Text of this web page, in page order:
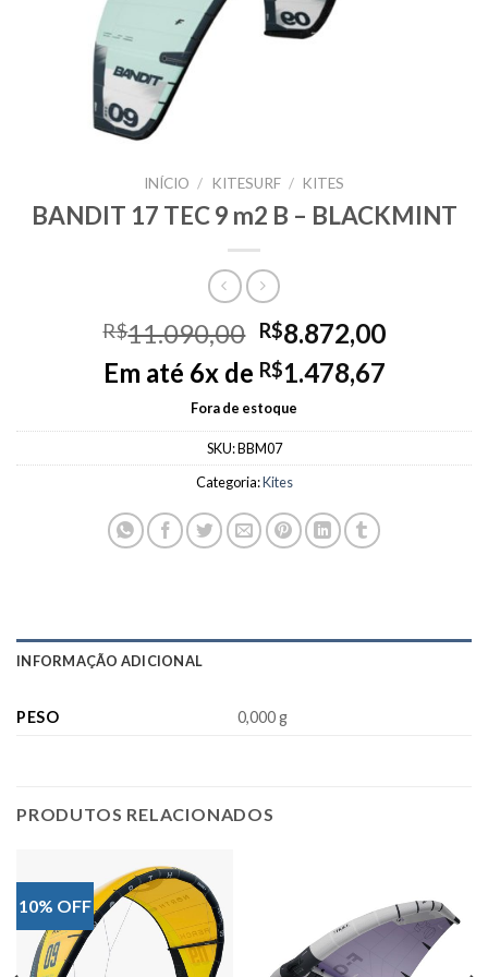
INÍCIO / KITESURF / KITES
BANDIT 17 TEC 9 m2 B – BLACKMINT
R$11.090,00 Original
price
was:
R$11.090,00.
R$8.872,00Current
price
Em até 6x de R$1.478,67
Fora de estoque
SKU:BBM07
Categoria:Kites
INFORMAÇÃO ADICIONAL
PESO 0,000 g
PRODUTOS RELACIONADOS
10% OFF